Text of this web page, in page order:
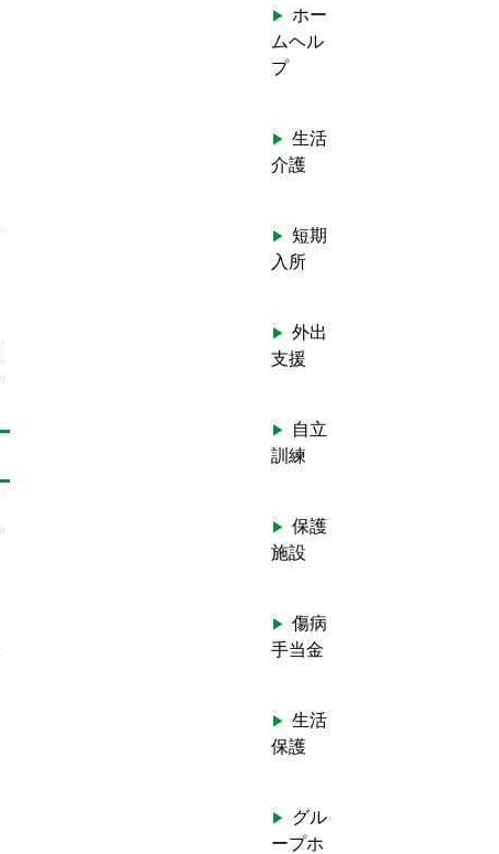
ホー
ムヘル
プ
生活
介護
短期
入所
外出
支援
自立
訓練
保護
施設
傷病
手当金
生活
保護
グル
ープホ